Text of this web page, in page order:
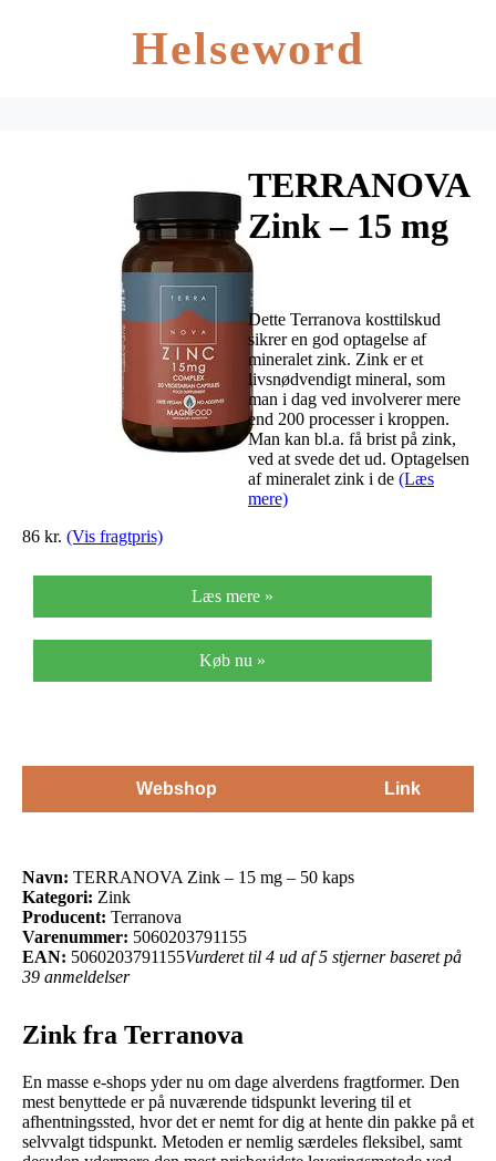
Helseword
TERRANOVA
Zink – 15 mg
– 50 kaps
Dette Terranova kosttilskud
sikrer en god optagelse af
mineralet zink. Zink er et
livsnødvendigt mineral, som
man i dag ved involverer mere
end 200 processer i kroppen.
Man kan bl.a. få brist på zink,
ved at svede det ud. Optagelsen
af mineralet zink i de (Læs
mere)
86 kr. (Vis fragtpris)
Læs mere »
Køb nu »
Webshop Link
Navn: TERRANOVA Zink – 15 mg – 50 kaps
Kategori: Zink
Producent: Terranova
Varenummer: 5060203791155
EAN: 5060203791155Vurderet til 4 ud af 5 stjerner baseret på
39 anmeldelser
Zink fra Terranova
En masse e-shops yder nu om dage alverdens fragtformer. Den
mest benyttede er på nuværende tidspunkt levering til et
afhentningssted, hvor det er nemt for dig at hente din pakke på et
selvvalgt tidspunkt. Metoden er nemlig særdeles fleksibel, samt